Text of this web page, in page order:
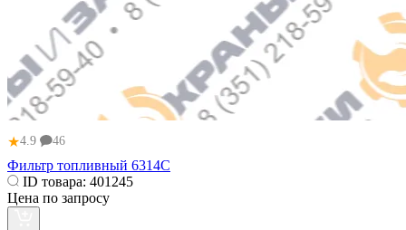
★4.9 46
Фильтр топливный 6314C
ID товара: 401245
Цена по запросу